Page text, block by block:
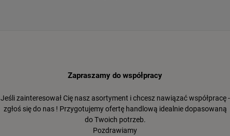
Zapraszamy do współpracy
Jeśli zainteresował Cię nasz asortyment i chcesz nawiązać współpracę -
zgłoś się do nas ! Przygotujemy ofertę handlową idealnie dopasowaną
do Twoich potrzeb.
Pozdrawiamy